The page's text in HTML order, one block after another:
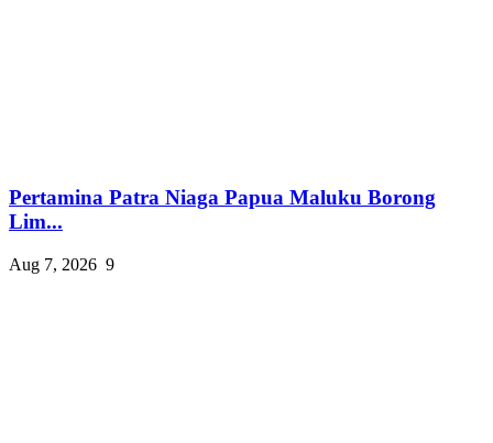
Pertamina Patra Niaga Papua Maluku Borong
Lim...
Aug 7, 2026 9